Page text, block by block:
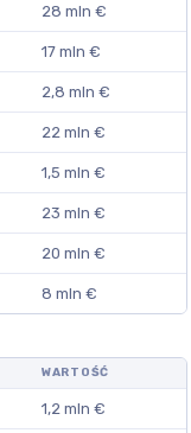
28 mln €
17 mln €
2,8 mln €
22 mln €
1,5 mln €
23 mln €
20 mln €
8 mln €
WARTOŚĆ
1,2 mln €